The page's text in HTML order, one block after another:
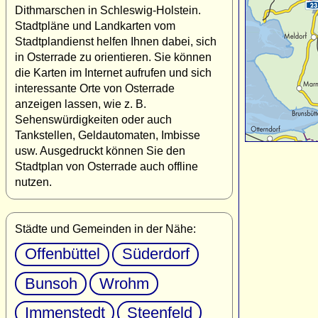
Dithmarschen in Schleswig-Holstein.
Stadtpläne und Landkarten vom
Stadtplandienst helfen Ihnen dabei, sich
in Osterrade zu orientieren. Sie können
die Karten im Internet aufrufen und sich
interessante Orte von Osterrade
anzeigen lassen, wie z. B.
Sehenswürdigkeiten oder auch
Tankstellen, Geldautomaten, Imbisse
usw. Ausgedruckt können Sie den
Stadtplan von Osterrade auch offline
nutzen.
Städte und Gemeinden in der Nähe:
Offenbüttel
Süderdorf
Bunsoh
Wrohm
Immenstedt
Steenfeld